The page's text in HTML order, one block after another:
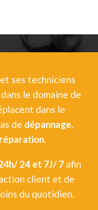
et ses techniciens
le domaine de
dans le
de dépannage,
réparation.
24 et 7J/ 7 afin
client et de
du quotidien.